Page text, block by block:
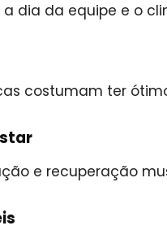
dia da equipe e o
costumam ter
e recuperação